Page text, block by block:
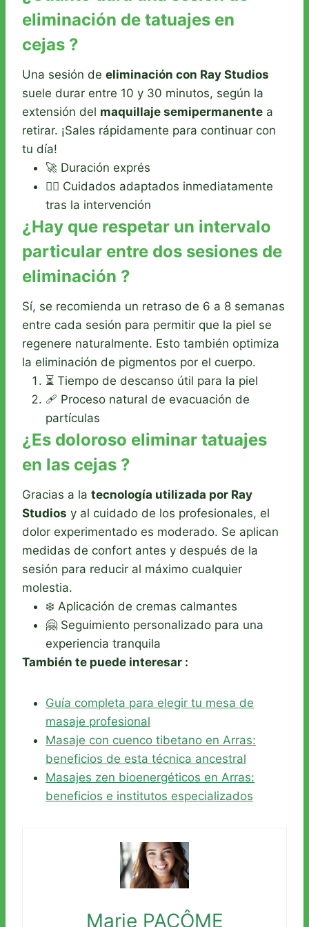
eliminación de tatuajes en
cejas ?
Una sesión de eliminación con Ray Studios
suele durar entre 10 y 30 minutos, según la
extensión del maquillaje semipermanente a
retirar. ¡Sales rápidamente para continuar con
tu día!
🚀 Duración exprés
👩‍⚕️ Cuidados adaptados inmediatamente
tras la intervención
¿Hay que respetar un intervalo
particular entre dos sesiones de
eliminación ?
Sí, se recomienda un retraso de 6 a 8 semanas
entre cada sesión para permitir que la piel se
regenere naturalmente. Esto también optimiza
la eliminación de pigmentos por el cuerpo.
⏳ Tiempo de descanso útil para la piel
🩹 Proceso natural de evacuación de
partículas
¿Es doloroso eliminar tatuajes
en las cejas ?
Gracias a la tecnología utilizada por Ray
Studios y al cuidado de los profesionales, el
dolor experimentado es moderado. Se aplican
medidas de confort antes y después de la
sesión para reducir al máximo cualquier
molestia.
❄️ Aplicación de cremas calmantes
🤗 Seguimiento personalizado para una
experiencia tranquila
También te puede interesar :
Guía completa para elegir tu mesa de
masaje profesional
Masaje con cuenco tibetano en Arras:
beneficios de esta técnica ancestral
Masajes zen bioenergéticos en Arras:
beneficios e institutos especializados
Marie PACÔME